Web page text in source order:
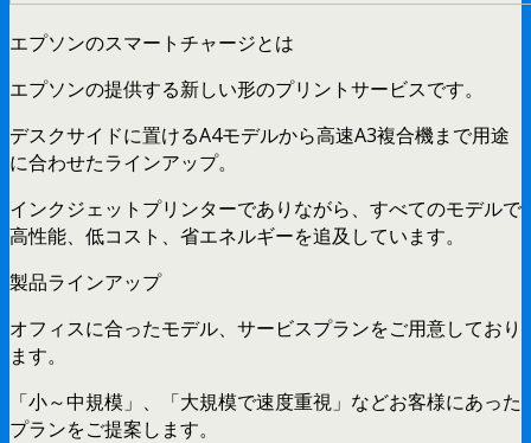
エプソンのスマートチャージとは
エプソンの提供する新しい形のプリントサービスです。
デスクサイドに置けるA4モデルから高速A3複合機まで用途
に合わせたラインアップ。
インクジェットプリンターでありながら、すべてのモデルで
高性能、低コスト、省エネルギーを追及しています。
製品ラインアップ
オフィスに合ったモデル、サービスプランをご用意しており
ます。
「小～中規模」、「大規模で速度重視」などお客様にあった
プランをご提案します。